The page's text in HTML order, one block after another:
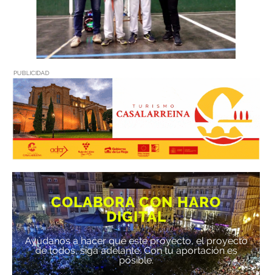
PUBLICIDAD
COLABORA CON HARO
DIGITAL
Ayúdanos a hacer que este proyecto, el proyecto
de todos, siga adelante. Con tu aportación es
posible.